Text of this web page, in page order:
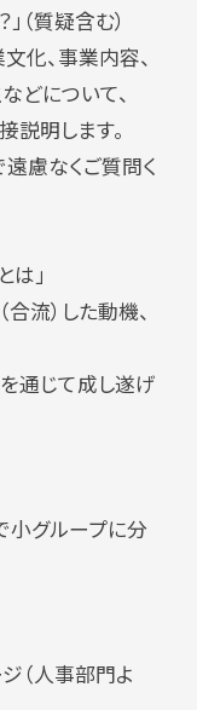
（質疑含む）
化、事業内容、
どについて、
明します。
慮なくご質問く
は」
流）した動機、
通じて成し遂げ
グループに分
（人事部門よ